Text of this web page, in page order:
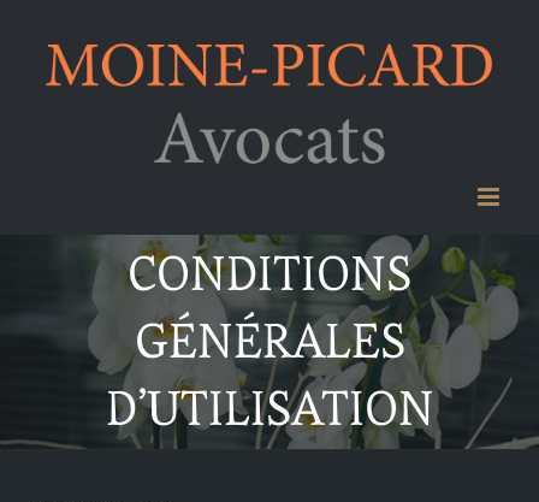
CONDITIONS
GÉNÉRALES
D’UTILISATION